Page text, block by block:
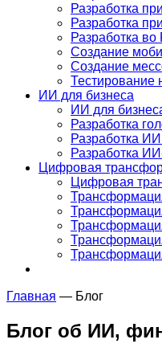
Разработка
Разработка
Разработка во
Создание
Создание
Тестирование
ИИ для бизнеса
ИИ для
Разработка
Разработка
Разработка
Цифровая
Цифровая
Главная — Блог
Блог об ИИ,